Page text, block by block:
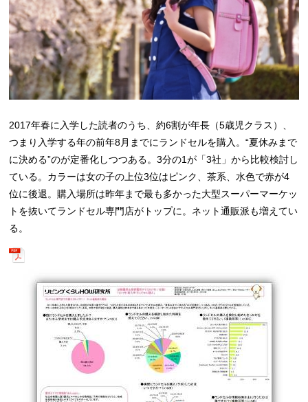
2017年春に入学した読者のうち、約6割が年長（5歳児クラス）、
つまり入学する年の前年8月までにランドセルを購入。“夏休みまで
に決める”のが定番化しつつある。3分の1が「3社」から比較検討し
ている。カラーは女の子の上位3位はピンク、茶系、水色で赤が4
位に後退。購入場所は昨年まで最も多かった大型スーパーマーケッ
トを抜いてランドセル専門店がトップに。ネット通販派も増えてい
る。